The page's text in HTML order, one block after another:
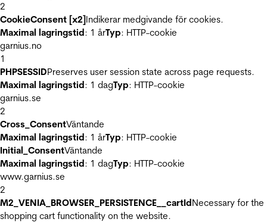
2
CookieConsent [x2]Indikerar medgivande för cookies.
Maximal lagringstid: 1 årTyp: HTTP-cookie
garnius.no
1
PHPSESSIDPreserves user session state across page requests.
Maximal lagringstid: 1 dagTyp: HTTP-cookie
garnius.se
2
Cross_ConsentVäntande
Maximal lagringstid: 1 årTyp: HTTP-cookie
Initial_ConsentVäntande
Maximal lagringstid: 1 dagTyp: HTTP-cookie
www.garnius.se
2
M2_VENIA_BROWSER_PERSISTENCE__cartIdNecessary for the
shopping cart functionality on the website.